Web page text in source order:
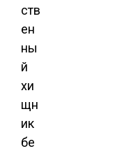
ств
ен
ны
й
хи
щн
ик
бе